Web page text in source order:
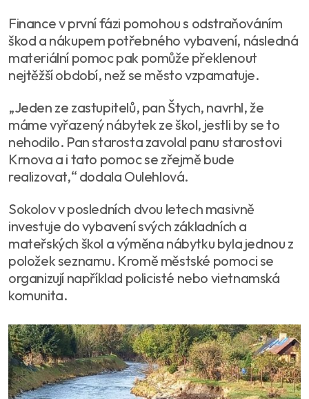
Finance v první fázi pomohou s odstraňováním
škod a nákupem potřebného vybavení, následná
materiální pomoc pak pomůže překlenout
nejtěžší období, než se město vzpamatuje.
„Jeden ze zastupitelů, pan Štych, navrhl, že
máme vyřazený nábytek ze škol, jestli by se to
nehodilo. Pan starosta zavolal panu starostovi
Krnova a i tato pomoc se zřejmě bude
realizovat,“ dodala Oulehlová.
Sokolov v posledních dvou letech masivně
investuje do vybavení svých základních a
mateřských škol a výměna nábytku byla jednou z
položek seznamu. Kromě městské pomoci se
organizují například policisté nebo vietnamská
komunita.